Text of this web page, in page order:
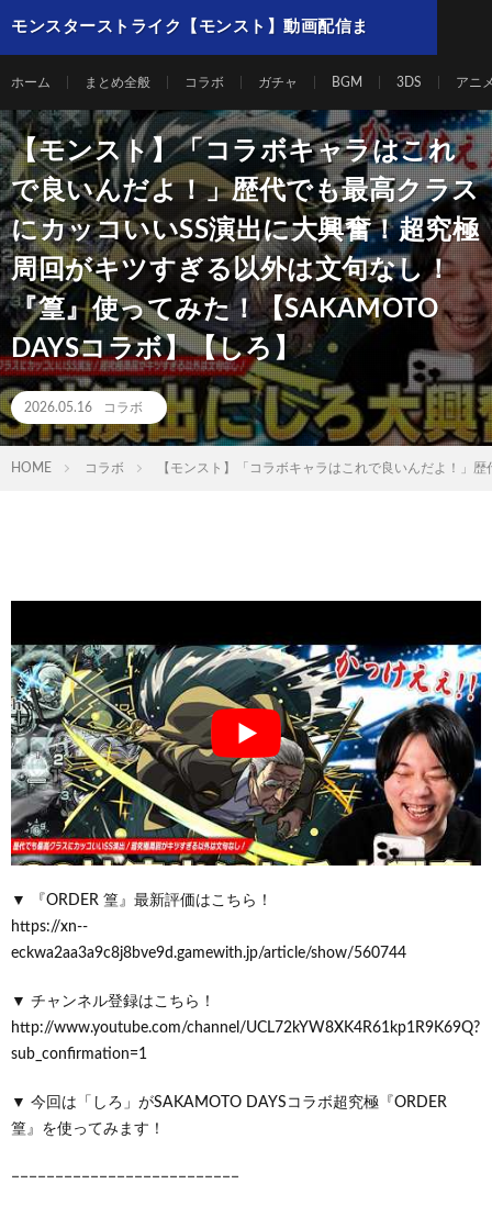
モンスターストライク【モンスト】動画配信ま
ホーム まとめ全般 コラボ ガチャ BGM 3DS アニ
【モンスト】「コラボキャラはこれ
で良いんだよ！」歴代でも最高クラス
にカッコいいSS演出に大興奮！超究極
周回がキツすぎる以外は文句なし！
『篁』使ってみた！【SAKAMOTO
DAYSコラボ】【しろ】
2026.05.16 コラボ
HOME コラボ 【モンスト】「コラボキャラはこれで良いんだよ！」
▼ 『ORDER 篁』最新評価はこちら！
https://xn--
eckwa2aa3a9c8j8bve9d.gamewith.jp/article/show/560744
▼ チャンネル登録はこちら！
http://www.youtube.com/channel/UCL72kYW8XK4R61kp1R9K69Q?
sub_confirmation=1
▼ 今回は「しろ」がSAKAMOTO DAYSコラボ超究極『ORDER
篁』を使ってみます！
−−−−−−−−−−−−−−−−−−−−−−−−−−